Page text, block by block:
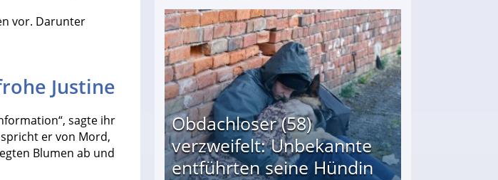
vor. Darunter
Justine
sagte ihr
er von Mord,
Blumen ab und
schwer behindert zur Welt: Suff-Mutter freigesprochen!
Obdachloser (58)
verzweifelt: Unbekannte
entführten seine Hündin